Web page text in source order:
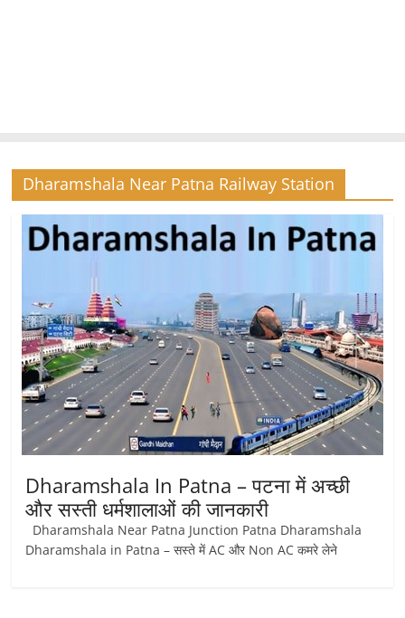
Dharamshala Near Patna Railway Station
Dharamshala In Patna – पटना में अच्छी
और सस्ती धर्मशालाओं की जानकारी
Dharamshala Near Patna Junction Patna Dharamshala
Dharamshala in Patna – सस्ते में AC और Non AC कमरे लेने